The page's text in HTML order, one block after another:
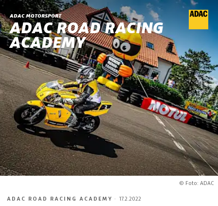
ADAC MOTORSPORT
ADAC ROAD RACING
ACADEMY
© Foto: ADAC
ADAC ROAD RACING ACADEMY · 17.2.2022